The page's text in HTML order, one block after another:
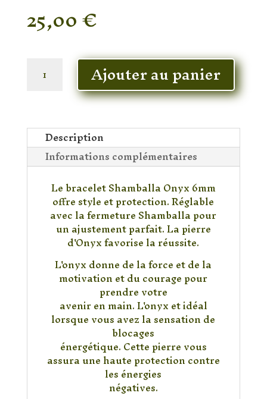
25,00€
6mm
Ajouter au panier
Description
Informations complémentaires
Le bracelet Shamballa Onyx 6mm
offre style et protection. Réglable
avec la fermeture Shamballa pour
un ajustement parfait. La pierre
d'Onyx favorise la réussite.
L'onyx donne de la force et de la
motivation et du courage pour
prendre votre
avenir en main. L'onyx et idéal
lorsque vous avez la sensation de
blocages
énergétique. Cette pierre vous
assura une haute protection contre
les énergies
négatives.